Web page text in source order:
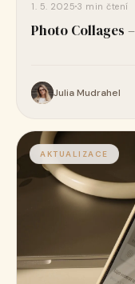
1. 5. 2025 3 min čtení
Photo Collages
Julia Mudrahel
AKTUALIZACE